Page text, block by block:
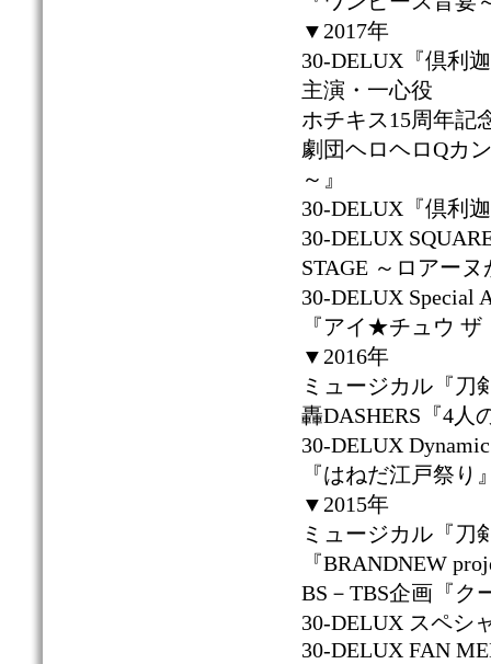
▼2017年
30-DELUX『倶利
主演・一心役
ホチキス15周年記
劇団ヘロヘロQカ
～』
30-DELUX『倶利
30-DELUX
STAGE ～ロアー
30-DELUX Special
『アイ★チュウ
▼2016年
ミュージカル『刀
轟DASHERS『4人
30-DELUX
『はねだ江戸祭
▼2015年
ミュージカル『刀
『BRANDNEW
BS－TBS企画『ク
30-DELUX スペシ
30-DELUX FAN